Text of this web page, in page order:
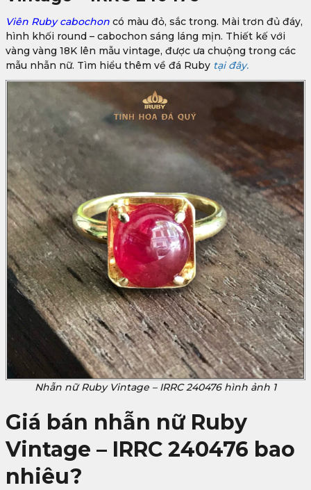
Viên Ruby cabochon có màu đỏ, sắc trong. Mài trơn đủ đáy,
hình khối round – cabochon sáng láng mịn. Thiết kế với
vàng vàng 18K lên mẫu vintage, được ưa chuộng trong các
mẫu nhẫn nữ. Tìm hiểu thêm về đá Ruby tại đây.
Nhẫn nữ Ruby Vintage – IRRC 240476 hình ảnh 1
Giá bán nhẫn nữ Ruby
Vintage – IRRC 240476 bao
nhiêu?